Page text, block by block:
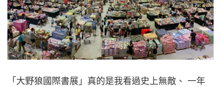
「大野狼國際書展」真的是我看過史上無敵、 一年